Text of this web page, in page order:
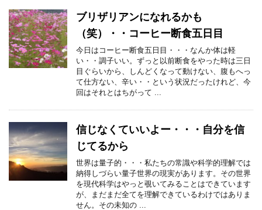
ブリザリアンになれるかも
（笑）・・コーヒー断食五日目
今日はコーヒー断食五日目・・・なんか体は軽
い・・調子いい。ずっと以前断食をやった時は三日
目ぐらいから、しんどくなって動けない、腹もへっ
て仕方ない、辛い・・という状況だったけれど、今
回はそれとはちがって ...
信じなくていいよー・・・自分を信
じてるから
世界は量子的・・・私たちの常識や科学的理解では
納得しづらい量子世界の現実があります。その世界
を現代科学はやっと覗いてみることはできています
が、まだまだ全てを理解できているわけではありま
せん。その未知の ...